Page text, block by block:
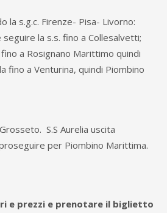
la s.g.c. Firenze- Pisa- Livorno:
seguire la s.s. fino a Collesalvetti;
a Rosignano Marittimo quindi
fino a Venturina, quindi Piombino
S.S Aurelia uscita
per Piombino Marittima.
e prezzi e prenotare il biglietto